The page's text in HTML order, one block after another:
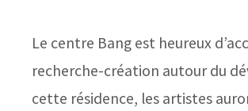
Le centre Bang est heureux
recherche-création autour du
cette résidence, les artistes